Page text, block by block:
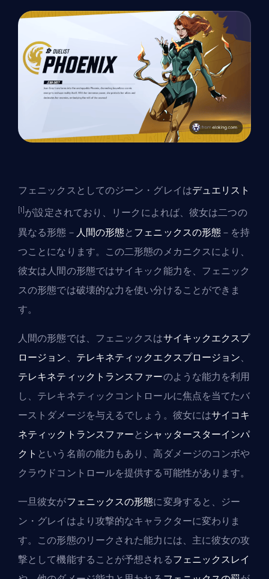
フェニックスとしてのジーン・グレイはデュエリスト
[1] が設定されており、リークによれば、彼女は二つの
異なる形態－ 人間の形態とフェニックスの形態－を持
つことになります。この二形態のメカニクスにより、
彼女は人間の形態ではサイキック能力を、フェニック
スの形態では破壊的な力を使い分けることができま
す。
人間の形態では、フェニックスはサイキックエクスプ
ロージョン、 テレキネティックエクスプロージョン、
テレキネティックトランスファーのような能力を利用
し、テレキネティックコントロールに焦点を当てたバ
ーストダメージを与えるでしょう。彼女にはサイコキ
ネティックトランスファーと シャッタースターインパ
クト という名前の能力もあり、高ダメージのコンボや
クラウドコントロールを提供する可能性があります。
一旦彼女がフェニックスの形態に変身すると、ジー
ン・グレイはより攻撃的なキャラクターに変わりま
す。この形態のリークされた能力には、主に彼女の攻
撃として機能することが予想されるフェニックスレイ